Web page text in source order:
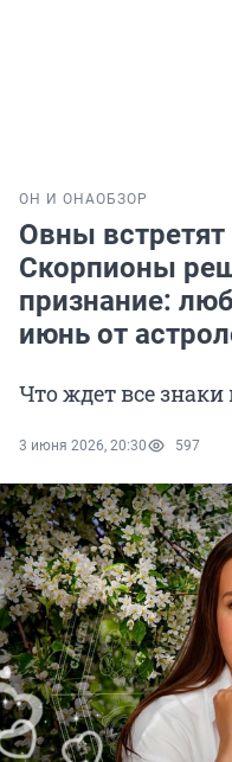
ОН И ОНАОБЗОР
Овны
Скорпионы
признание:
июнь от
Что ждет все
3 июня 2026, 20:30 597